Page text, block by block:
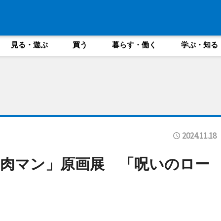
見る・遊ぶ 買う 暮らす・働く 学ぶ・知る
2024.11.18
マン」原画展 「呪いのロー